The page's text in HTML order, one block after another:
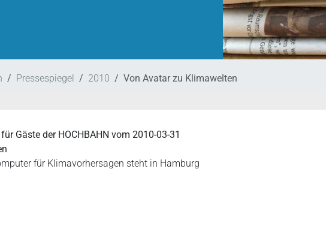
Pressespiegel 2010 Von Avatar zu Klimawelten
Gäste der HOCHBAHN vom 2010-03-31
für Klimavorhersagen steht in Hamburg